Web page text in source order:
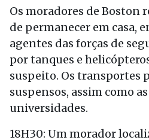
Os moradores de Boston
de permanecer em casa,
agentes das forças de
por tanques e
suspeito. Os transportes
suspensos, assim como
universidades.
18H30: Um morador